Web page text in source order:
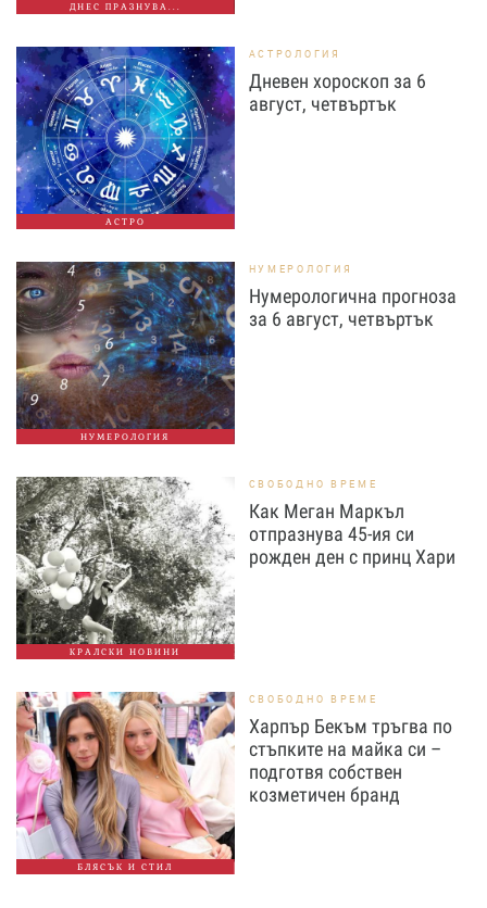
ДНЕС ПРАЗНУВА...
АСТРО
АСТРОЛОГИЯ
Дневен хороскоп за 6
август, четвъртък
НУМЕРОЛОГИЯ
НУМЕРОЛОГИЯ
Нумерологична прогноза
за 6 август, четвъртък
КРАЛСКИ НОВИНИ
СВОБОДНО ВРЕМЕ
Как Меган Маркъл
отпразнува 45-ия си
рожден ден с принц Хари
БЛЯСЪК И СТИЛ
СВОБОДНО ВРЕМЕ
Харпър Бекъм тръгва по
стъпките на майка си –
подготвя собствен
козметичен бранд